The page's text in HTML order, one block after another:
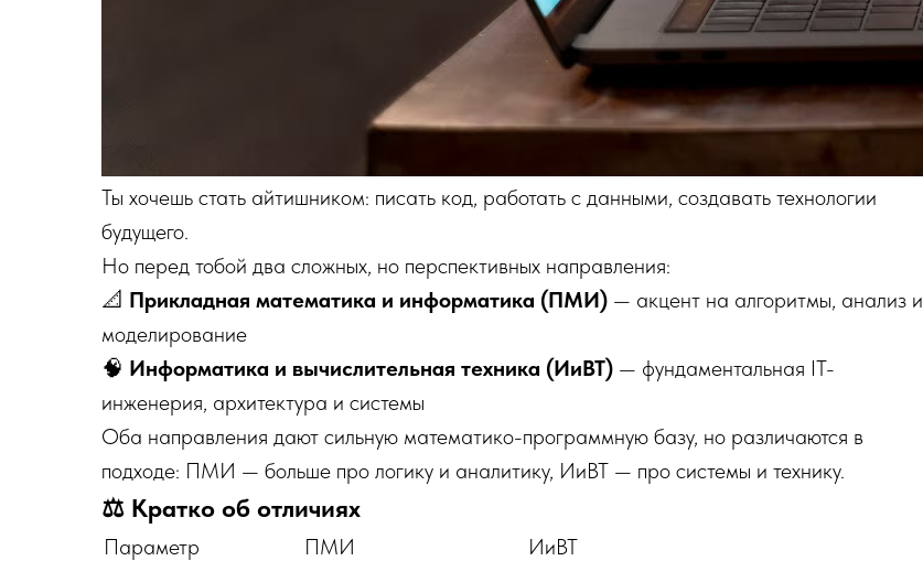
Ты хочешь стать айтишником: писать код, работать с данными, создавать технологии
будущего.
Но перед тобой два сложных, но перспективных направления:
📐 Прикладная математика и информатика (ПМИ) — акцент на алгоритмы, анализ и
моделирование
🧠 Информатика и вычислительная техника (ИиВТ) — фундаментальная IT-
инженерия, архитектура и системы
Оба направления дают сильную математико-программную базу, но различаются в
подходе: ПМИ — больше про логику и аналитику, ИиВТ — про системы и технику.
⚖️ Кратко об отличиях
Параметр ПМИ ИиВТ